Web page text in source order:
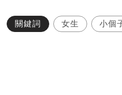
關鍵詞 女生 小個